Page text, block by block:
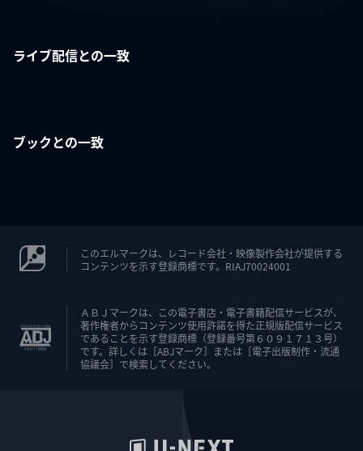
ライブ配信との一致
ブックとの一致
このエルマークは、レコード会社・映像製作会社が提供する
コンテンツを示す登録商標です。RIAJ70024001
ＡＢＪマークは、この電子書店・電子書籍配信サービスが、
著作権者からコンテンツ使用許諾を得た正規版配信サービス
であることを示す登録商標（登録番号第６０９１７１３号）
です。詳しくは［ABJマーク］または［電子出版制作・流通
協議会］で検索してください。